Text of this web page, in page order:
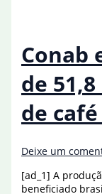
de
toneladas
Conab
de
de
Deixe um
[ad_1] A
beneficiado